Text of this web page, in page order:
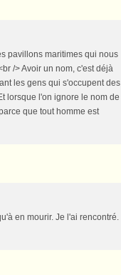
pavillons maritimes qui nous
/> Avoir un nom, c'est déjà
les gens qui s'occupent des
lorsque l'on ignore le nom de
que tout homme est
en mourir. Je l'ai rencontré.